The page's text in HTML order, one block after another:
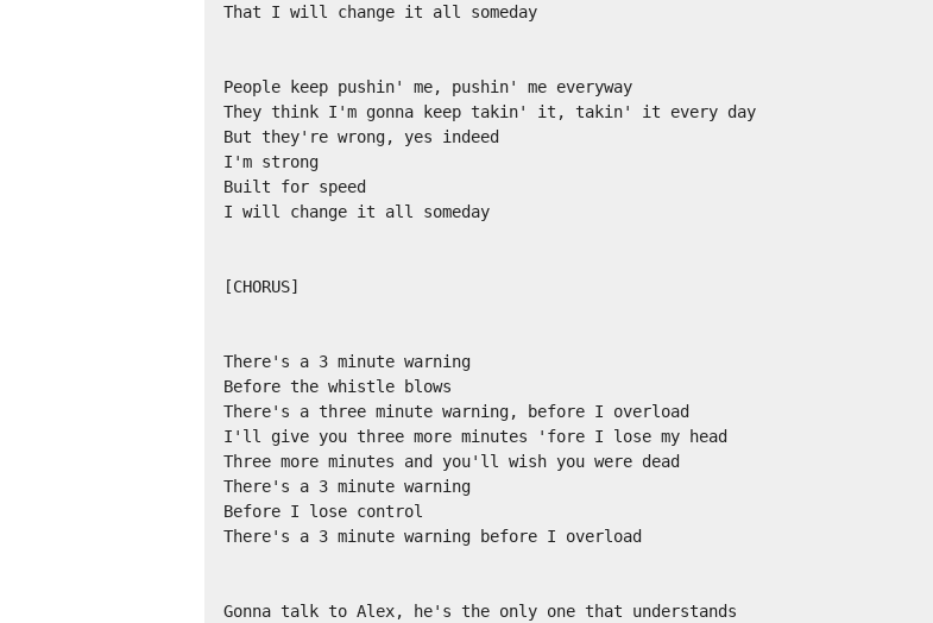
That I will change it all someday
People keep pushin' me, pushin' me everyway
They think I'm gonna keep takin' it, takin' it every day
But they're wrong, yes indeed
I'm strong
Built for speed
I will change it all someday
[CHORUS]
There's a 3 minute warning
Before the whistle blows
There's a three minute warning, before I overload
I'll give you three more minutes 'fore I lose my head
Three more minutes and you'll wish you were dead
There's a 3 minute warning
Before I lose control
There's a 3 minute warning before I overload
Gonna talk to Alex, he's the only one that understands